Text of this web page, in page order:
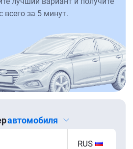
всего за 5 минут.
автомобиля
RUS